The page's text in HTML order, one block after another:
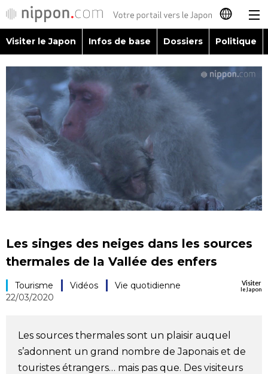
日本語
English
简体字
繁體字
العربية
Visiter le Japon
Infos de base
Dossiers
Économie
Société
Gastronomie
Visiter le Japon Infos de base Dossiers Politique
Les singes des neiges dans les sources
thermales de la Vallée des enfers
Visiter
le Japon
Tourisme Vidéos
Vie quotidienne
22/03/2020
Les sources thermales sont un plaisir auquel
s’adonnent un grand nombre de Japonais et de
touristes étrangers… mais pas que. Des visiteurs